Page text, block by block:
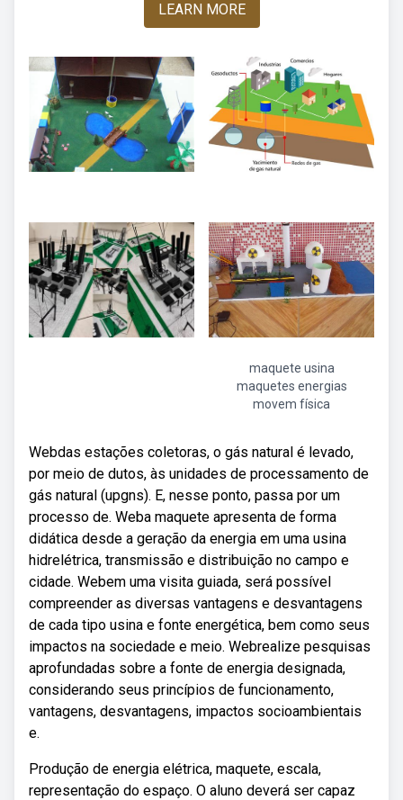
LEARN MORE
maquete usina
maquetes energias
movem física
Webdas estações coletoras, o gás natural é levado,
por meio de dutos, às unidades de processamento de
gás natural (upgns). E, nesse ponto, passa por um
processo de. Weba maquete apresenta de forma
didática desde a geração da energia em uma usina
hidrelétrica, transmissão e distribuição no campo e
cidade. Webem uma visita guiada, será possível
compreender as diversas vantagens e desvantagens
de cada tipo usina e fonte energética, bem como seus
impactos na sociedade e meio. Webrealize pesquisas
aprofundadas sobre a fonte de energia designada,
considerando seus princípios de funcionamento,
vantagens, desvantagens, impactos socioambientais
e.
Produção de energia elétrica, maquete, escala,
representação do espaço. O aluno deverá ser capaz